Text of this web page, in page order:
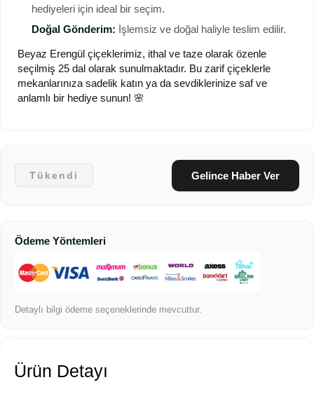
hediyeleri için ideal bir seçim.
Doğal Gönderim: İşlemsiz ve doğal haliyle teslim edilir.
Beyaz Erengül çiçeklerimiz, ithal ve taze olarak özenle
seçilmiş 25 dal olarak sunulmaktadır. Bu zarif çiçeklerle
mekanlarınıza sadelik katın ya da sevdiklerinize saf ve
anlamlı bir hediye sunun! 🌸
Tükendi Gelince Haber Ver
Ödeme Yöntemleri
Detaylı bilgi ödeme seçeneklerinde mevcuttur.
Ürün Detayı